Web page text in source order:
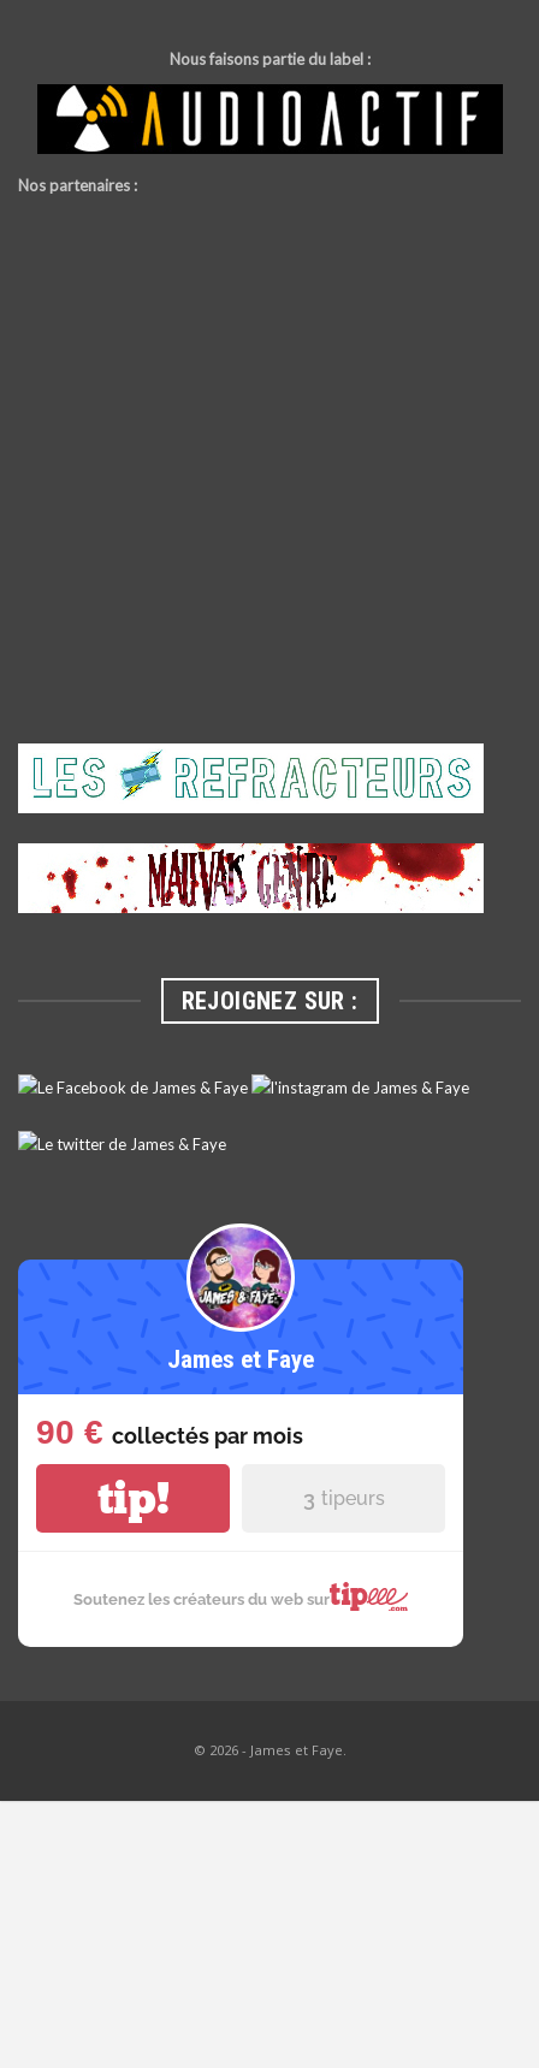
Nous faisons partie du label :
Nos partenaires :
REJOIGNEZ SUR :
James et Faye
90 € collectés par mois
tip! 3 tipeurs
Soutenez les créateurs du web sur
© 2026 - James et Faye.